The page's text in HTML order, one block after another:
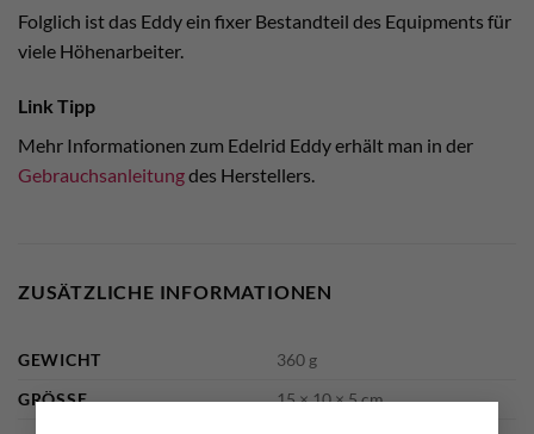
Folglich ist das Eddy ein fixer Bestandteil des Equipments für
viele Höhenarbeiter.
Link Tipp
Mehr Informationen zum Edelrid Eddy erhält man in der
Gebrauchsanleitungdes Herstellers.
ZUSÄTZLICHE INFORMATIONEN
GEWICHT
360 g
GRÖSSE
15 × 10 × 5 cm